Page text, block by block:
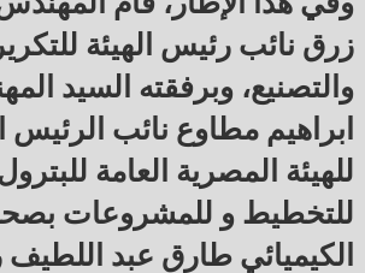
زرق نائب رئيس الهيئة للتكرير
والتصنيع، وبرفقته السيد
ابراهيم مطاوع نائب الرئيس
للهيئة المصرية العامة
للتخطيط و للمشروعات
الكيميائي طارق عبد